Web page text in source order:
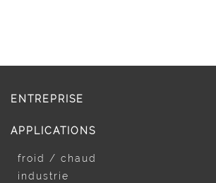
ENTREPRISE
APPLICATIONS
froid / chaud
industrie